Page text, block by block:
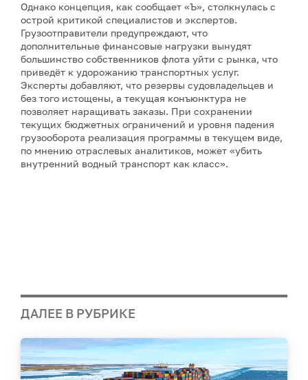
Однако концепция, как сообщает «Ъ», столкнулась с
острой критикой специалистов и экспертов.
Грузоотправители предупреждают, что
дополнительные финансовые нагрузки вынудят
большинство собственников флота уйти с рынка, что
приведёт к удорожанию транспортных услуг.
Эксперты добавляют, что резервы судовладельцев и
без того истощены, а текущая конъюнктура не
позволяет наращивать заказы. При сохранении
текущих бюджетных ограничений и уровня падения
грузооборота реализация программы в текущем виде,
по мнению отраслевых аналитиков, может «убить
внутренний водный транспорт как класс».
ДАЛЕЕ В РУБРИКЕ